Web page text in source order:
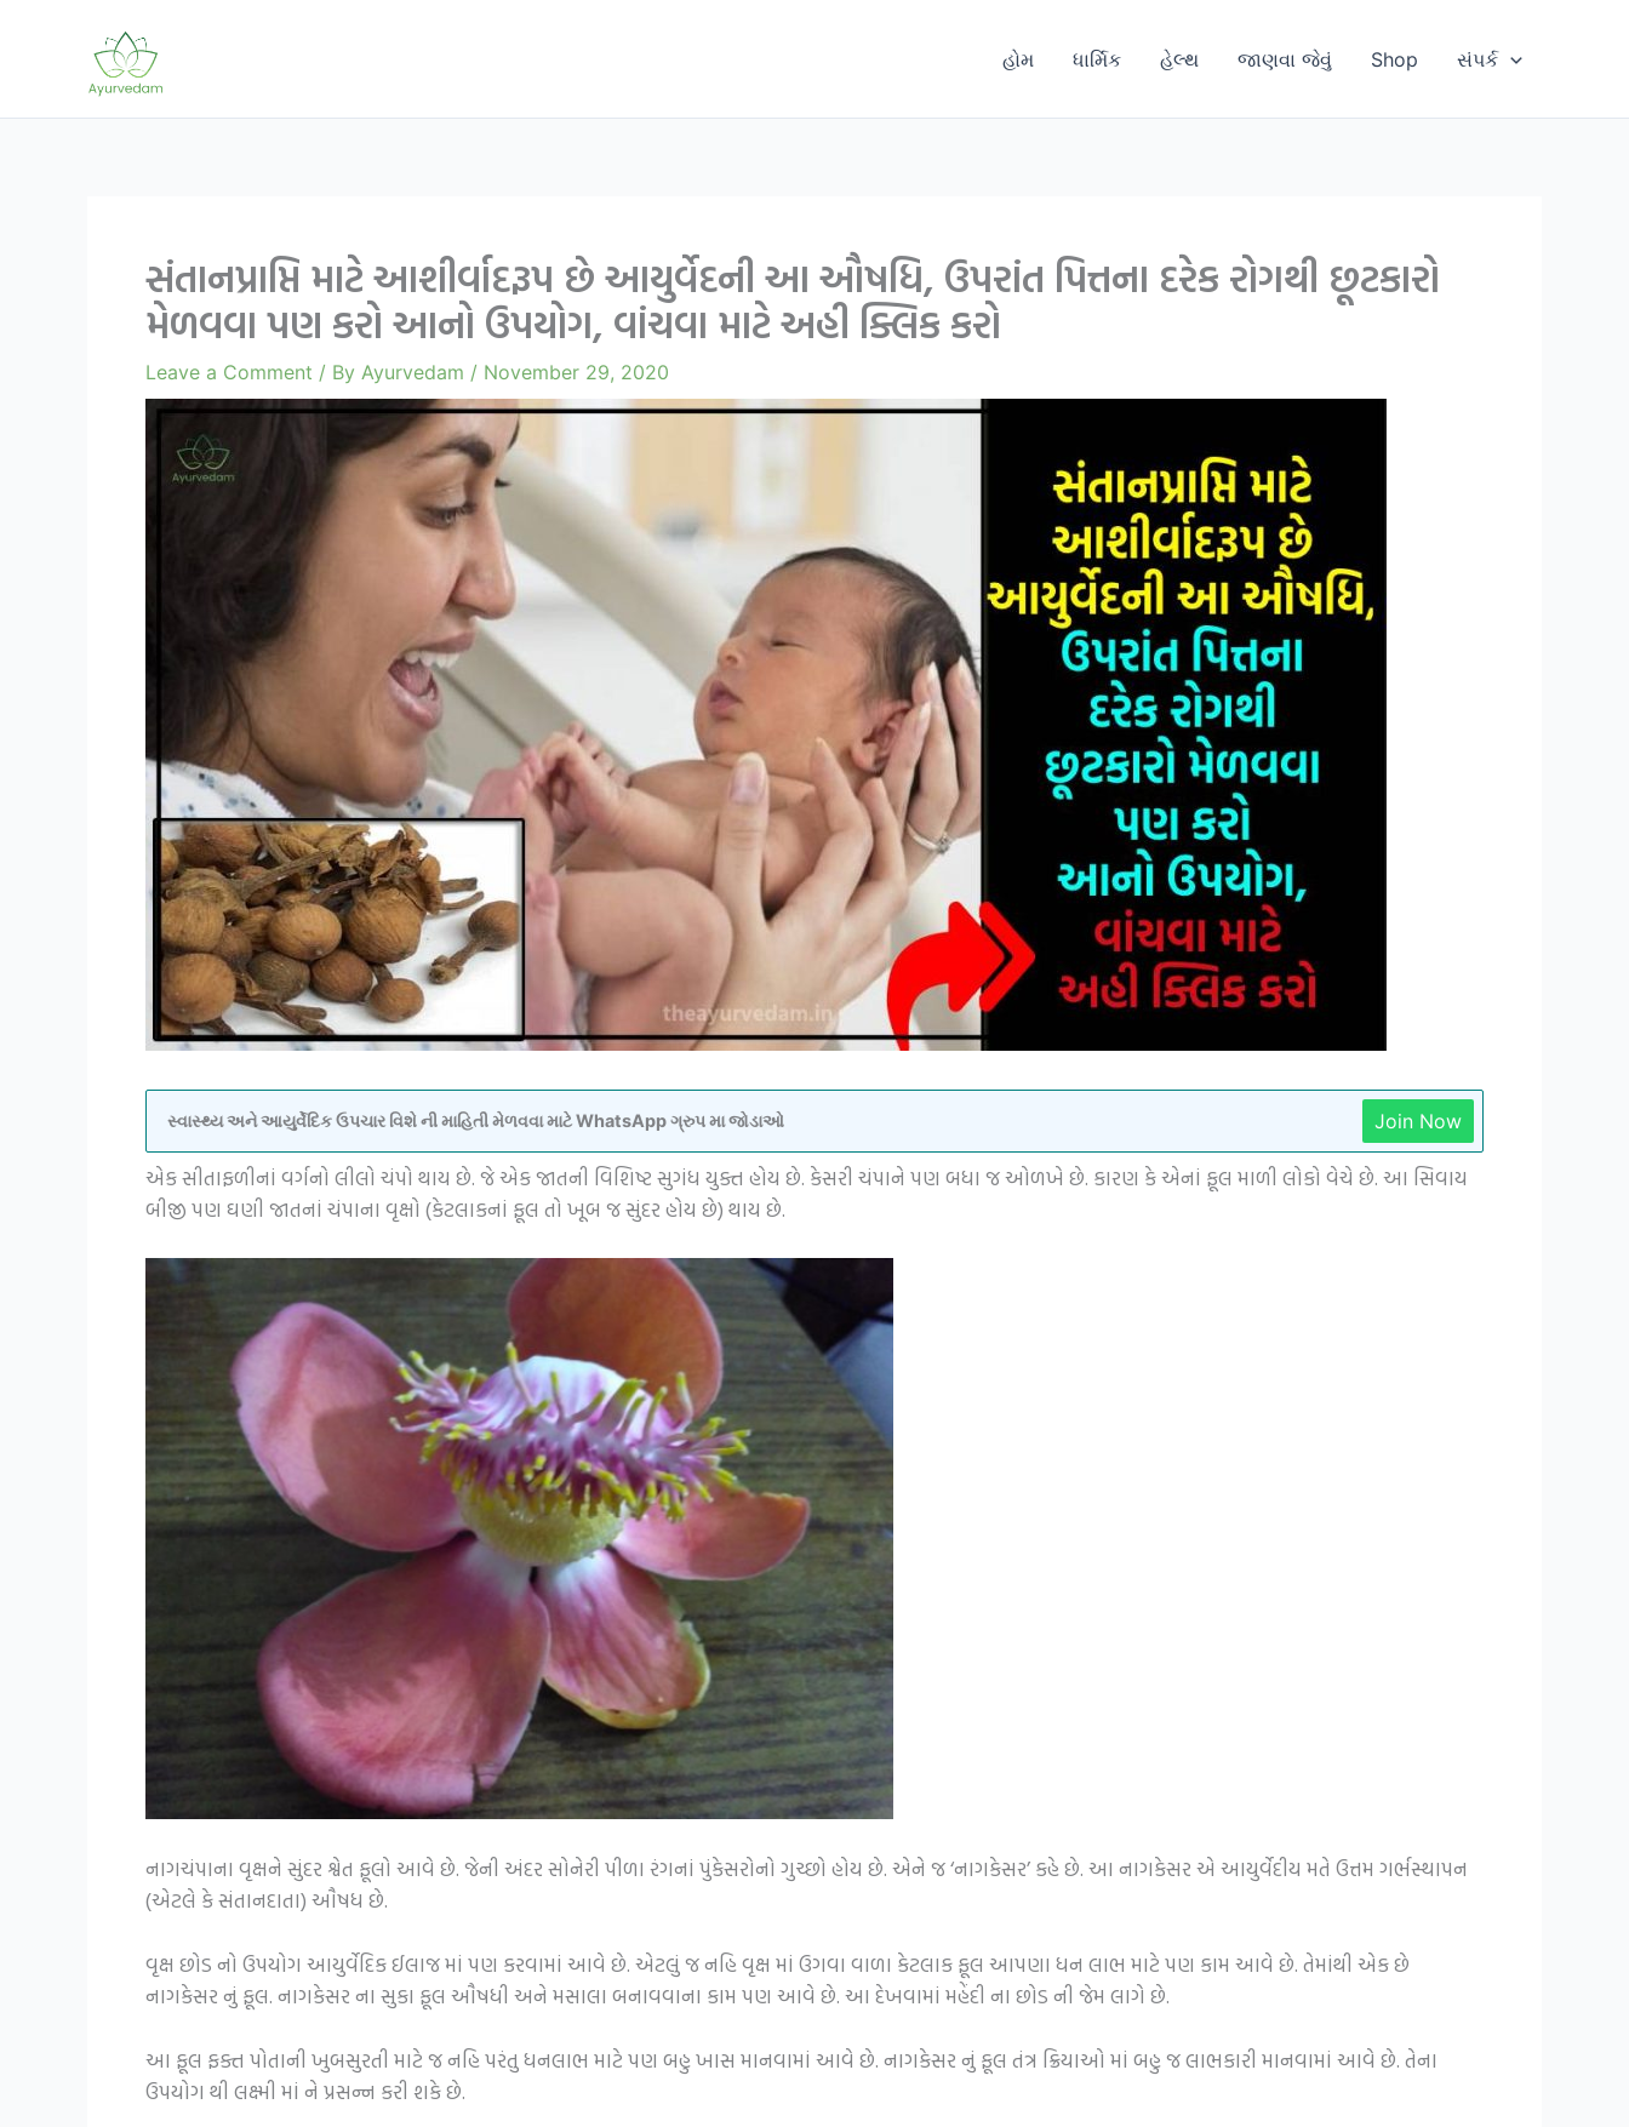
હોમ ધાર્મિક હેલ્થ જાણવા જેવું Shop સંપર્ક
સંતાનપ્રાપ્તિ માટે આશીર્વાદરૂપ છે આયુર્વેદની આ ઔષધિ, ઉપરાંત પિત્તના દરેક રોગથી છૂટકારો
મેળવવા પણ કરો આનો ઉપયોગ, વાંચવા માટે અહી ક્લિક કરો
Leave a Comment / By Ayurvedam / November 29, 2020
સ્વાસ્થ્ય અને આયુર્વેદિક ઉપચાર વિશે ની માહિતી મેળવવા માટે WhatsApp ગ્રુપ મા જોડાઓ Join Now
એક સીતાફળીનાં વર્ગનો લીલો ચંપો થાય છે. જે એક જાતની વિશિષ્ટ સુગંધ યુક્ત હોય છે. કેસરી ચંપાને પણ બધા જ ઓળખે છે. કારણ કે એનાં ફૂલ માળી લોકો વેચે છે. આ સિવાય
બીજી પણ ઘણી જાતનાં ચંપાના વૃક્ષો (કેટલાકનાં ફૂલ તો ખૂબ જ સુંદર હોય છે) થાય છે.
નાગચંપાના વૃક્ષને સુંદર શ્વેત ફૂલો આવે છે. જેની અંદર સોનેરી પીળા રંગનાં પુંકેસરોનો ગુચ્છો હોય છે. એને જ ‘નાગકેસર’ કહે છે. આ નાગકેસર એ આયુર્વેદીય મતે ઉત્તમ ગર્ભસ્થાપન
(એટલે કે સંતાનદાતા) ઔષધ છે.
વૃક્ષ છોડ નો ઉપયોગ આયુર્વેદિક ઈલાજ માં પણ કરવામાં આવે છે. એટલું જ નહિ વૃક્ષ માં ઉગવા વાળા કેટલાક ફૂલ આપણા ધન લાભ માટે પણ કામ આવે છે. તેમાંથી એક છે
નાગકેસર નું ફૂલ. નાગકેસર ના સુકા ફૂલ ઔષધી અને મસાલા બનાવવાના કામ પણ આવે છે. આ દેખવામાં મહેંદી ના છોડ ની જેમ લાગે છે.
આ ફૂલ ફક્ત પોતાની ખુબસુરતી માટે જ નહિ પરંતુ ધનલાભ માટે પણ બહુ ખાસ માનવામાં આવે છે. નાગકેસર નું ફૂલ તંત્ર ક્રિયાઓ માં બહુ જ લાભકારી માનવામાં આવે છે. તેના
ઉપયોગ થી લક્ષ્મી માં ને પ્રસન્ન કરી શકે છે.